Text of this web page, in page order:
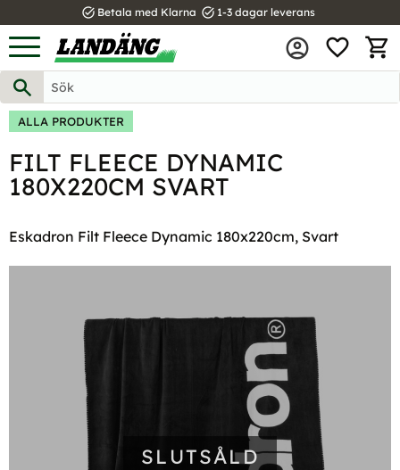
Meny
task_alt Betala med Klarna task_alt 1-3 dagar leverans
ALLA PRODUKTER
FILT FLEECE DYNAMIC
180X220CM SVART
Eskadron Filt Fleece Dynamic 180x220cm, Svart
SLUTSÅLD